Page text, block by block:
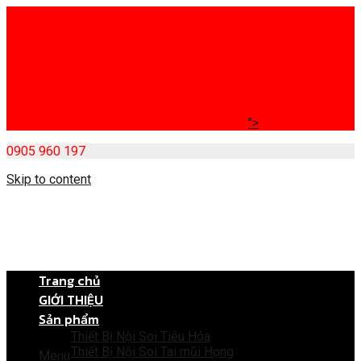
">
0905 960 197
Skip to content
Menu
Trang chủ
GIỚI THIỆU
Sản phẩm
Thiết Bị Nội Soi Tiêu Hóa
Thiết Bị Nội Soi Tai mũi Họng